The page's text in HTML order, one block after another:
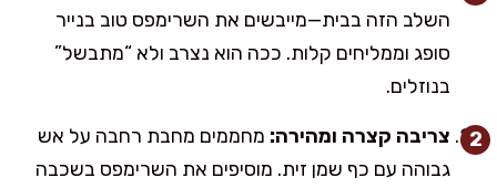
השלב הזה בבית—מייבשים את השרימפס טוב בנייר
סופג וממליחים קלות. ככה הוא נצרב ולא “מתבשל”
בנוזלים.
צריבה קצרה ומהירה: מחממים מחבת רחבה על אש
גבוהה עם כף שמן זית. מוסיפים את השרימפס בשכבה